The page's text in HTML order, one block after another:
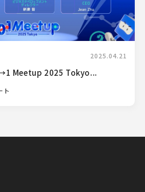
2025.04.21
Meetup 2025 Tokyo...
ト